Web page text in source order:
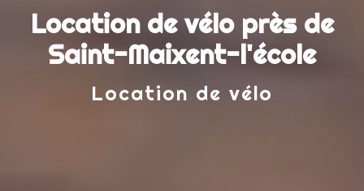
Location de vélo près de
Saint-Maixent-l'école
Location de vélo